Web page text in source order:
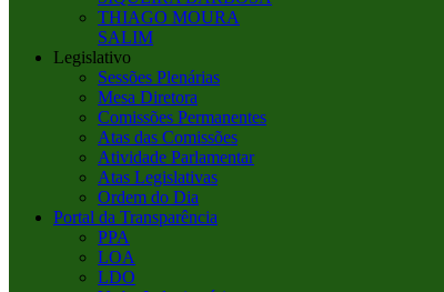
THIAGO MOURA
SALIM
Legislativo
Sessões Plenárias
Mesa Diretora
Comissões Permanentes
Atas das Comissões
Atividade Parlamentar
Atas Legislativas
Ordem do Dia
Portal da Transparência
PPA
LOA
LDO